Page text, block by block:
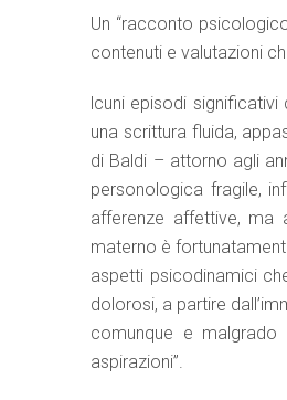
Un “racconto
contenuti e valutazioni
lcuni episodi
una scrittura fluida,
di Baldi – attorno agli
personologica fragile,
afferenze affettive, ma
materno è
aspetti psicodinamici
dolorosi, a partire
comunque e
aspirazioni”.